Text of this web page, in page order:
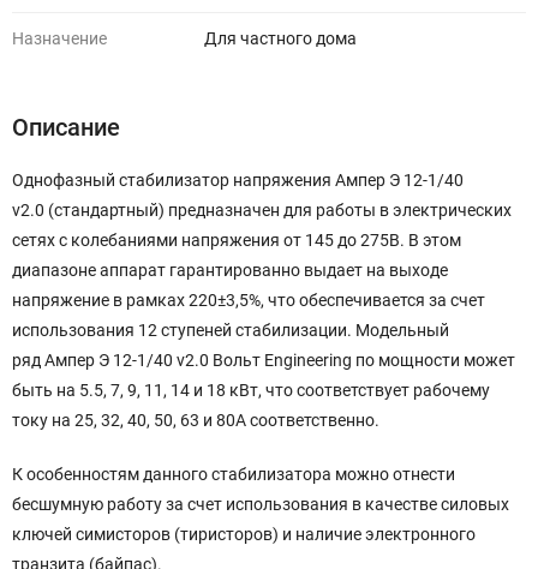
Назначение Для частного дома
Описание
Однофазный стабилизатор напряжения Ампер Э 12-1/40
v2.0 (стандартный) предназначен для работы в электрических
сетях с колебаниями напряжения от 145 до 275В. В этом
диапазоне аппарат гарантированно выдает на выходе
напряжение в рамках 220±3,5%, что обеспечивается за счет
использования 12 ступеней стабилизации. Модельный
ряд Ампер Э 12-1/40 v2.0 Вольт Engineering по мощности может
быть на 5.5, 7, 9, 11, 14 и 18 кВт, что соответствует рабочему
току на 25, 32, 40, 50, 63 и 80А соответственно.
К особенностям данного стабилизатора можно отнести
бесшумную работу за счет использования в качестве силовых
ключей симисторов (тиристоров) и наличие электронного
транзита (байпас).